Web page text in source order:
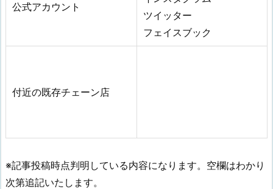
公式アカウント
ツイッター
フェイスブック
付近の既存チェーン店
※記事投稿時点判明している内容になります。空欄はわかり
次第追記いたします。